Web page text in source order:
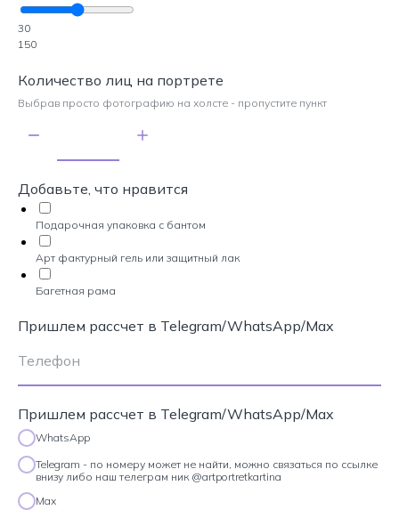
30
150
Количество лиц на портрете
Выбрав просто фотографию на холсте - пропустите пункт
Добавьте, что нравится
Подарочная упаковка с бантом
Арт фактурный гель или защитный лак
Багетная рама
Пришлем рассчет в Telegram/WhatsApp/Max
Пришлем рассчет в Telegram/WhatsApp/Max
WhatsApp
Telegram - по номеру может не найти, можно связаться по ссылке
внизу либо наш телеграм ник @artportretkartina
Max